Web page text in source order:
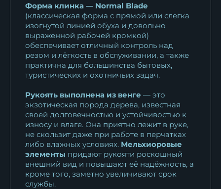
Форма клинка — Normal Blade
(классическая форма с прямой или слегка
изогнутой линией обуха и довольно
выраженной рабочей кромкой)
обеспечивает отличный контроль над
резом и лёгкость в обслуживании, а также
практична для большинства бытовых,
туристических и охотничьих задач.
Рукоять выполнена из венге — это
экзотическая порода дерева, известная
своей долговечностью и устойчивостью к
износу и влаге. Она приятно лежит в руке,
не скользит даже при работе в перчатках
либо влажных условиях. Мельхиоровые
элементы придают рукояти роскошный
внешний вид и повышают её надёжность, а
кроме того, заметно увеличивают срок
службы.